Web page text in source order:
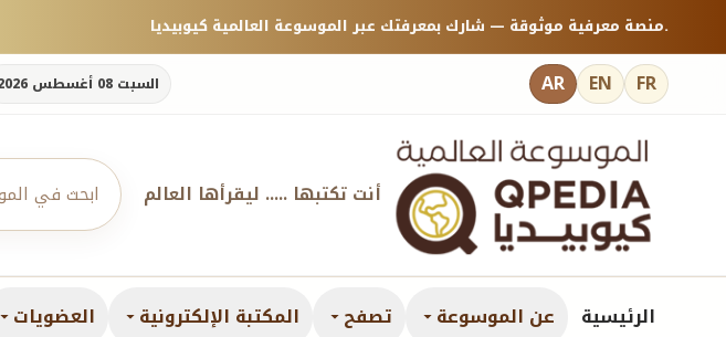
منصة معرفية موثوقة — شارك بمعرفتك عبر الموسوعة العالمية كيوبيديا.
السبت 08 أغسطس 2026 AR EN FR
أنت تكتبها ..... ليقرأها العالم
الرئيسية عن الموسوعة تصفح المكتبة الإلكترونية العضويات